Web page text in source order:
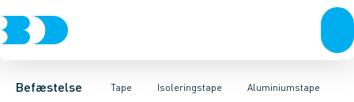
Befæstelse Tape
Bolte & sætskruerMøtrikkerSkiverSkruerSøm & dykkere
Isoleringstape
Afdækningstape Gevindtape & SnorByggetapeIsoleringstape
Aluminiumstape
Aluminiumstape PVC tapeRørisoleringstape